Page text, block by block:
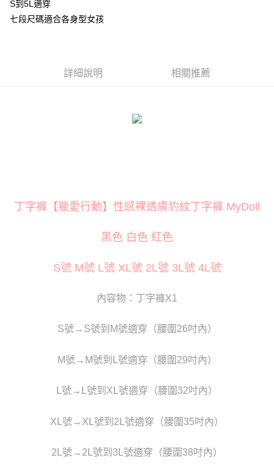
匯豐（台灣）商業銀行
聯邦商業銀行
台灣樂天信用卡公司
街口支付
１．簡單：不需註冊會員、不需綁卡、不需儲值。
３．收到繳費通知簡訊後14天內，點擊此簡訊中的連結，可透過四大超商／
購買商品的店家。未經商家同意取消之訂單仍視為有效，需透過AFTEE先享
※ 交易是否成功請以「AFTEE先享後付 」之結帳頁面顯示為準，若有關於
是否繳費成功／繳費後需取消欲退款等相關疑問，請聯繫「AFTEE先享後付
易，需依本服務之必要範圍內提供個人資料，並將交易相關給付款項請求債
https://aftee.tw/terms/#terms3
時審查核予不同之上限額度；若仍有額度不足之情形，本公司將視審查結果
請求用戶進行身份認證。
恩沛科技股份有限公司將有權停止該用戶之使用額度並採取法律行動。
付款後全家取貨
7-11取貨付款
付款後7-11取貨
每筆NT$80，滿NT$6,000(含以上)免運費
每筆NT$120
S到5L適穿
七段尺碼適合各身型女孩
詳細說明 相關推薦
丁字褲【獵愛行動】性感裸透膚豹紋丁字褲 MyDoll
黑色 白色 紅色
S號 M號 L號 XL號 2L號 3L號 4L號
內容物：丁字褲X1
S號→S號到M號適穿（腰圍26吋內）
M號→M號到L號適穿（腰圍29吋內）
L號→L號到XL號適穿（腰圍32吋內）
XL號→XL號到2L號適穿（腰圍35吋內）
2L號→2L號到3L號適穿（腰圍38吋內）